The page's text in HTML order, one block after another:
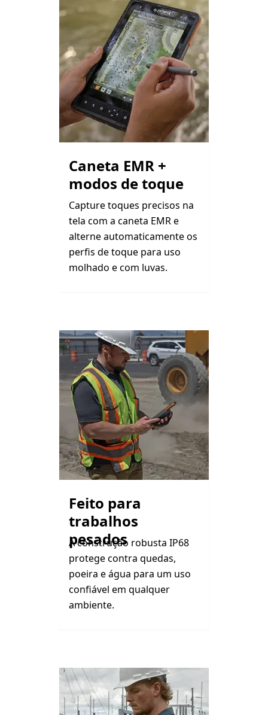
Caneta EMR +
modos de toque
Capture toques precisos na
tela com a caneta EMR e
alterne automaticamente os
perfis de toque para uso
molhado e com luvas.
Feito para
trabalhos
pesados
A construção robusta IP68
protege contra quedas,
poeira e água para um uso
confiável em qualquer
ambiente.